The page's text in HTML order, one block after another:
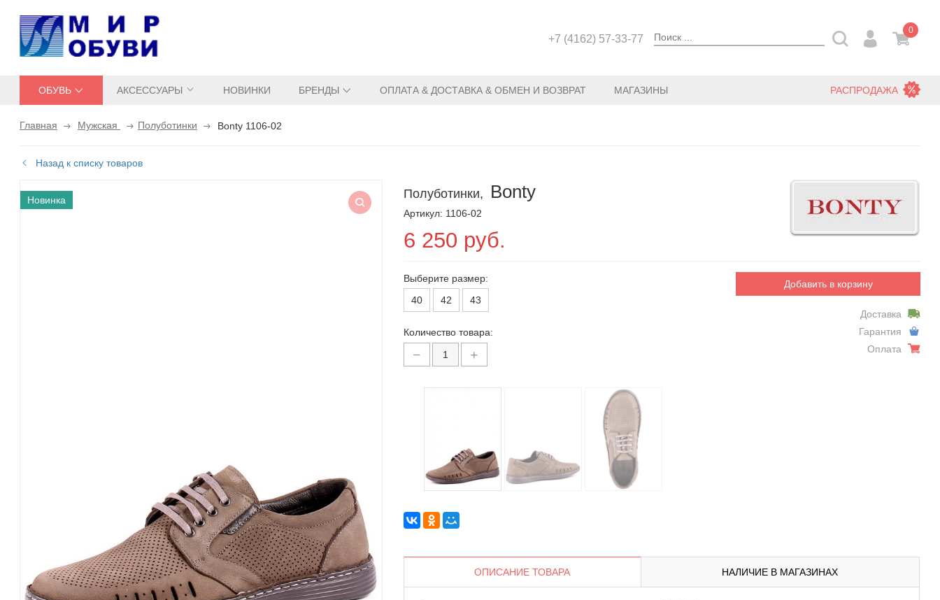
+7 (4162) 57-33-77
0
ОБУВЬ АКСЕССУАРЫ НОВИНКИ БРЕНДЫ ОПЛАТА & ДОСТАВКА & ОБМЕН И ВОЗВРАТ МАГАЗИНЫ РАСПРОДАЖА
Главная Мужская Полуботинки Bonty 1106-02
Назад к списку товаров
Полуботинки, Bonty
Артикул: 1106-02
6 250 руб.
Выберите размер:
40
42 43
Количество товара:
Добавить в корзину
Доставка
Гарантия
Оплата
ОПИСАНИЕ ТОВАРА НАЛИЧИЕ В МАГАЗИНАХ